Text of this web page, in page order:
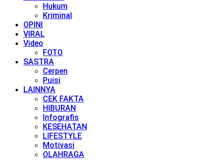
Hukum
Kriminal
OPINI
VIRAL
Video
FOTO
SASTRA
Cerpen
Puisi
LAINNYA
CEK FAKTA
HIBURAN
Infografis
KESEHATAN
LIFESTYLE
Motivasi
OLAHRAGA